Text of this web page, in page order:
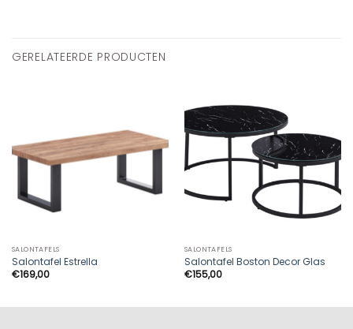
GERELATEERDE PRODUCTEN
SALONTAFELS
Salontafel Estrella
€169,00
SALONTAFELS
Salontafel Boston Decor Glas
€155,00